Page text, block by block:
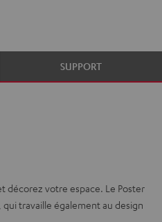
SUPPORT
décorez votre espace. Le Poster
travaille également au design